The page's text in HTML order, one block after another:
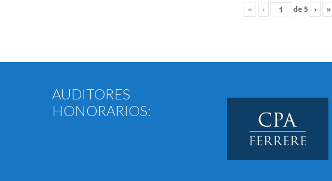
« ‹ de5 › »
AUDITORES
HONORARIOS: